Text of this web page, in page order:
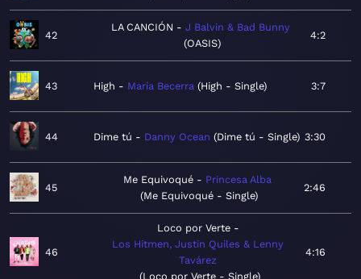
42
LA CANCIÓN
J Balvin & Bad Bunny
OASIS
4:2
43 High Maria Becerra High - Single 3:7
44 Dime tú Danny Ocean Dime tú - Single 3:30
45
Me Equivoqué
Princesa Alba
Me Equivoqué - Single
2:46
46
Loco por Verte
Los Hitmen, Justin Quiles & Lenny
Tavárez
Loco por Verte - Single
4:16